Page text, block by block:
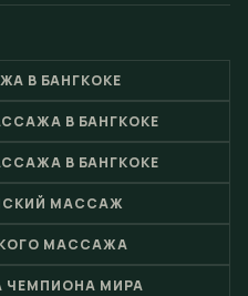
В БАНГКОКЕ
В БАНГКОКЕ
В БАНГКОКЕ
МАССАЖ
МАССАЖА
МИРА